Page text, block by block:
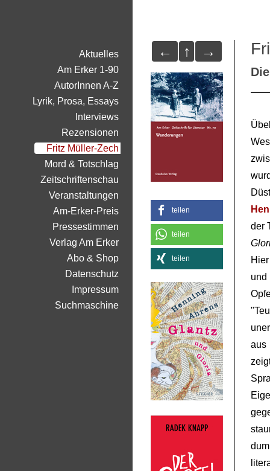
← ↑ →
teilen
teilen
teilen
der
aus
Aktuelles
Am Erker 1-90
AutorInnen A-Z
Lyrik, Prosa, Essays
Interviews
Rezensionen
Fritz Müller-Zech
Mord & Totschlag
Zeitschriftenschau
Veranstaltungen
Am-Erker-Preis
Pressestimmen
Verlag Am Erker
Abo & Shop
Datenschutz
Impressum
Suchmaschine